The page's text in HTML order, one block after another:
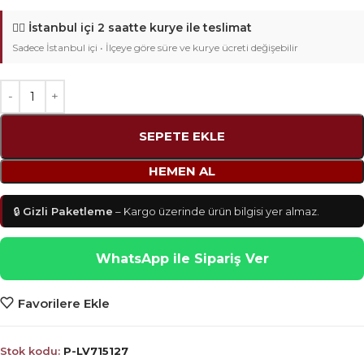
🚴‍♂️ İstanbul içi 2 saatte kurye ile teslimat
Sadece İstanbul içi • İlçeye göre süre ve kurye ücreti değişebilir
SEPETE EKLE
HEMEN AL
🔒 Gizli Paketleme – Kargo üzerinde ürün bilgisi yer almaz.
WhatsApp ile Sipariş Ver
Favorilere Ekle
Stok kodu: P-LV715127